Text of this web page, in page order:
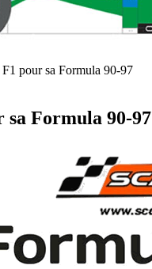
pour sa Formula 90-97
sa Formula 90-97